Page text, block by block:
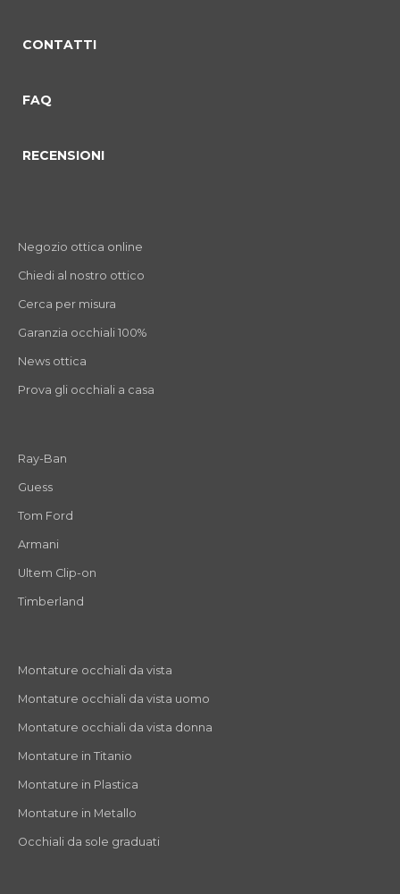
CONTATTI
FAQ
RECENSIONI
Negozio ottica online
Chiedi al nostro ottico
Cerca per misura
Garanzia occhiali 100%
News ottica
Prova gli occhiali a casa
Ray-Ban
Guess
Tom Ford
Armani
Ultem Clip-on
Timberland
Montature occhiali da vista
Montature occhiali da vista uomo
Montature occhiali da vista donna
Montature in Titanio
Montature in Plastica
Montature in Metallo
Occhiali da sole graduati